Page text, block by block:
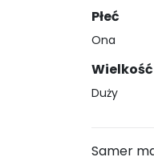
Płeć
Ona
Wielkość
Duży
Samer